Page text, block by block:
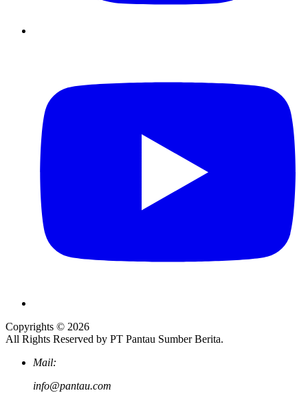
Copyrights © 2026
All Rights Reserved by PT Pantau Sumber Berita.
Mail:
info@pantau.com